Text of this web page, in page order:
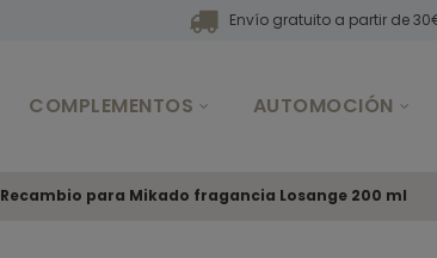
Envío gratuito a partir de
COMPLEMENTOS AUTOMOCIÓN
Recambio para Mikado fragancia Losange 200 ml